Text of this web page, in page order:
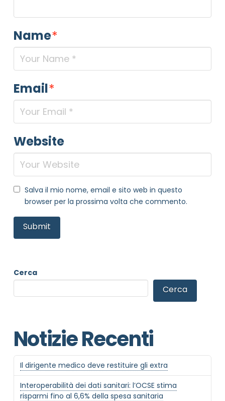
Name*
Email*
Website
Salva il mio nome, email e sito web in questo
browser per la prossima volta che commento.
Cerca
Cerca
Notizie Recenti
Il dirigente medico deve restituire gli extra
Interoperabilità dei dati sanitari: l’OCSE stima
risparmi fino al 6,6% della spesa sanitaria